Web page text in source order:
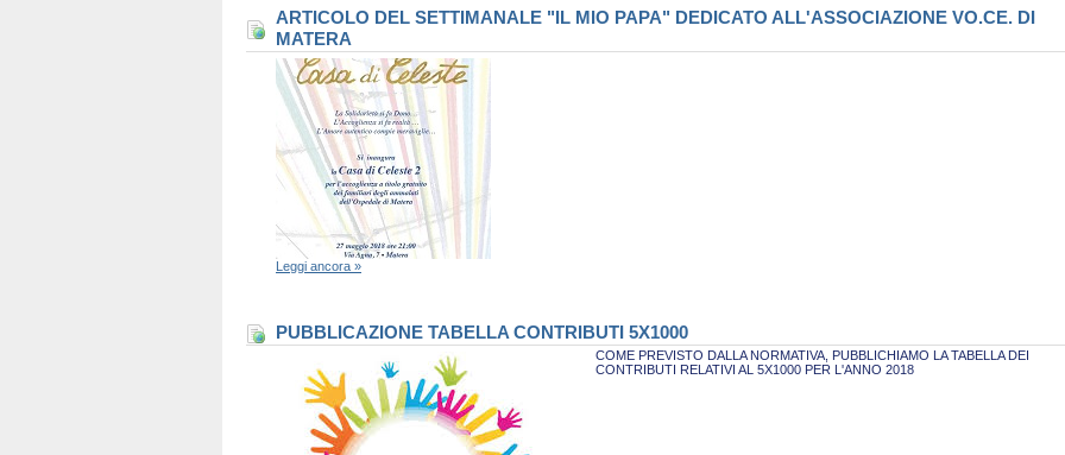
ARTICOLO DEL SETTIMANALE "IL MIO PAPA" DEDICATO ALL'ASSOCIAZIONE VO.CE. DI
MATERA
Leggi ancora »
PUBBLICAZIONE TABELLA CONTRIBUTI 5X1000
COME PREVISTO DALLA NORMATIVA, PUBBLICHIAMO LA TABELLA DEI
CONTRIBUTI RELATIVI AL 5X1000 PER L'ANNO 2018